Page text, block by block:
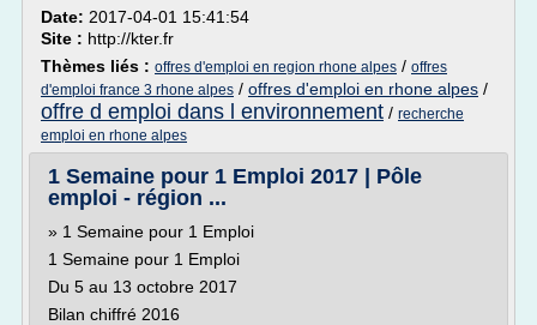
Date: 2017-04-01 15:41:54
Site : http://kter.fr
Thèmes liés : offres d'emploi en region rhone alpes / offres
d'emploi france 3 rhone alpes / offres d'emploi en rhone alpes /
offre d emploi dans l environnement / recherche
emploi en rhone alpes
1 Semaine pour 1 Emploi 2017 | Pôle
emploi - région ...
» 1 Semaine pour 1 Emploi
1 Semaine pour 1 Emploi
Du 5 au 13 octobre 2017
Bilan chiffré 2016